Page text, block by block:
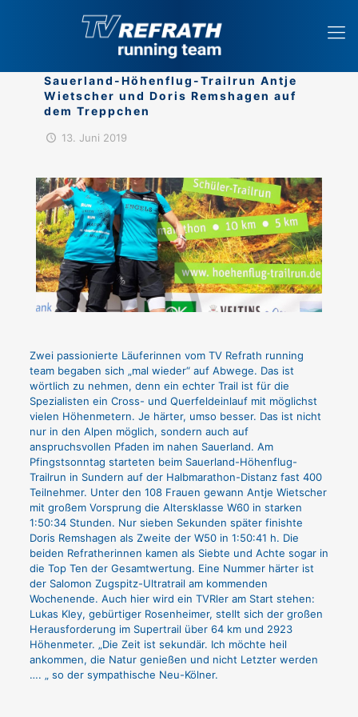
Sauerland-Höhenflug-Trailrun Antje
Wietscher und Doris Remshagen auf
dem Treppchen
13. Juni 2019
Zwei passionierte Läuferinnen vom TV Refrath running
team begaben sich „mal wieder“ auf Abwege. Das ist
wörtlich zu nehmen, denn ein echter Trail ist für die
Spezialisten ein Cross- und Querfeldeinlauf mit möglichst
vielen Höhenmetern. Je härter, umso besser. Das ist nicht
nur in den Alpen möglich, sondern auch auf
anspruchsvollen Pfaden im nahen Sauerland. Am
Pfingstsonntag starteten beim Sauerland-Höhenflug-
Trailrun in Sundern auf der Halbmarathon-Distanz fast 400
Teilnehmer. Unter den 108 Frauen gewann Antje Wietscher
mit großem Vorsprung die Altersklasse W60 in starken
1:50:34 Stunden. Nur sieben Sekunden später finishte
Doris Remshagen als Zweite der W50 in 1:50:41 h. Die
beiden Refratherinnen kamen als Siebte und Achte sogar in
die Top Ten der Gesamtwertung. Eine Nummer härter ist
der Salomon Zugspitz-Ultratrail am kommenden
Wochenende. Auch hier wird ein TVRler am Start stehen:
Lukas Kley, gebürtiger Rosenheimer, stellt sich der großen
Herausforderung im Supertrail über 64 km und 2923
Höhenmeter. „Die Zeit ist sekundär. Ich möchte heil
ankommen, die Natur genießen und nicht Letzter werden
…. „ so der sympathische Neu-Kölner.